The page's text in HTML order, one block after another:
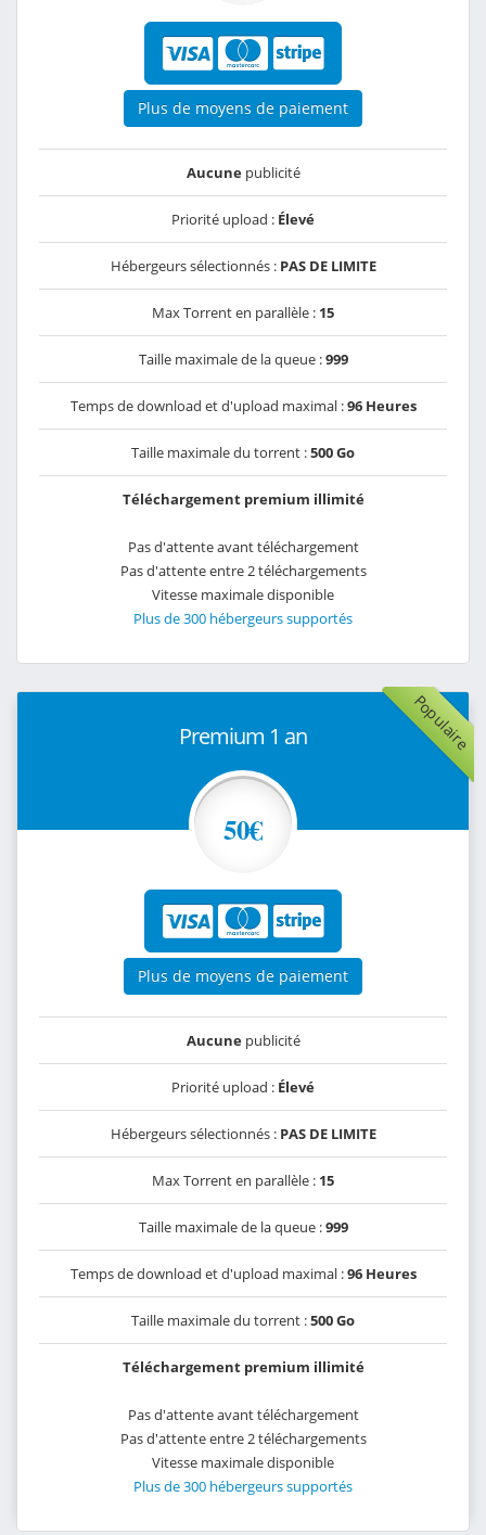
Plus de moyens de paiement
Aucunepublicité
Priorité upload : Élevé
Hébergeurs sélectionnés : PAS DE LIMITE
Max Torrent en parallèle : 15
Taille maximale de la queue :999
Temps de download et d'upload maximal :96 Heures
Taille maximale du torrent :500 Go
Téléchargement premium illimité
Pas d'attente avant téléchargement
Pas d'attente entre 2 téléchargements
Vitesse maximale disponible
Plus de 300 hébergeurs supportés
Populaire
Premium 1 an
50€
Plus de moyens de paiement
Aucunepublicité
Priorité upload : Élevé
Hébergeurs sélectionnés : PAS DE LIMITE
Max Torrent en parallèle : 15
Taille maximale de la queue :999
Temps de download et d'upload maximal :96 Heures
Taille maximale du torrent :500 Go
Téléchargement premium illimité
Pas d'attente avant téléchargement
Pas d'attente entre 2 téléchargements
Vitesse maximale disponible
Plus de 300 hébergeurs supportés